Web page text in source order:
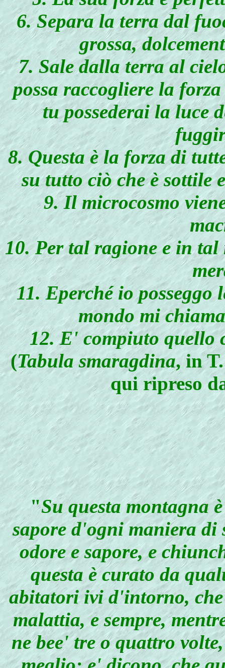
6. Separa la terra dal
grossa,
7. Sale dalla terra al
possa raccogliere la
tu possederai la luce
8. Questa è la forza di
su tutto ciò che è sottile
9. Il microcosmo
10. Per tal ragione e in
11. Eperché io
mondo mi
12. E' compiuto quello
(Tabula smaragdina, in
qui ripreso
"Su questa montagna
sapore d'ogni maniera di
odore e sapore, e
questa è curato da
abitatori ivi d'intorno, che
malattia, e sempre,
ne bee' tre o quattro